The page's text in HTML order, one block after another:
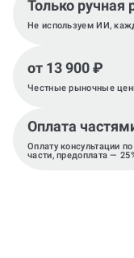
Только ручная
Не используем ИИ,
от 13 900 ₽
Честные рыночные
Оплата
Оплату консультации
части, предоплата —